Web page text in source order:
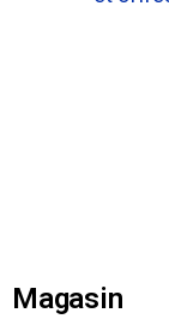
Magasin